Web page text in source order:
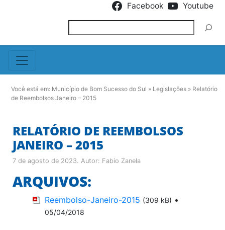
Facebook Youtube
Você está em: Município de Bom Sucesso do Sul » Legislações » Relatório
de Reembolsos Janeiro – 2015
RELATÓRIO DE REEMBOLSOS
JANEIRO – 2015
7 de agosto de 2023. Autor: Fabio Zanela
ARQUIVOS:
Reembolso-Janeiro-2015 (309 kB) •
05/04/2018